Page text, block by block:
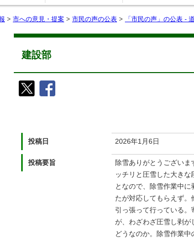
> 市への意見・提案 > 市民の声の公表 > 「市民の声」の公表 -
建設部
投稿日 2026年1月6日
投稿要旨
除雪ありがとうござい
ッチリと圧雪した大き
となので、除雪作業中
たが対応してもらえず
引っ張って行っている。
が、わざわざ圧雪し剥が
どうなのか。除雪作業